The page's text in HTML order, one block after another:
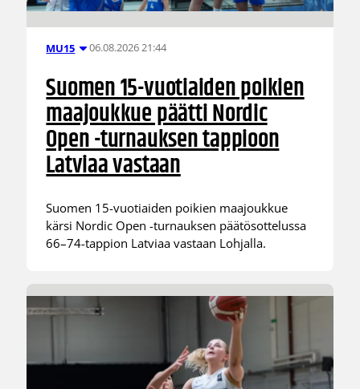
MU15 06.08.2026 21:44
Suomen 15-vuotiaiden poikien
maajoukkue päätti Nordic
Open -turnauksen tappioon
Latviaa vastaan
Suomen 15-vuotiaiden poikien maajoukkue
kärsi Nordic Open -turnauksen päätösottelussa
66–74-tappion Latviaa vastaan Lohjalla.